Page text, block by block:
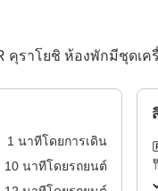
คุราโยชิ ห้องพักมีชุดเ
1 นาทีโดยการเดิน
10นาทีโดยรถยนต์